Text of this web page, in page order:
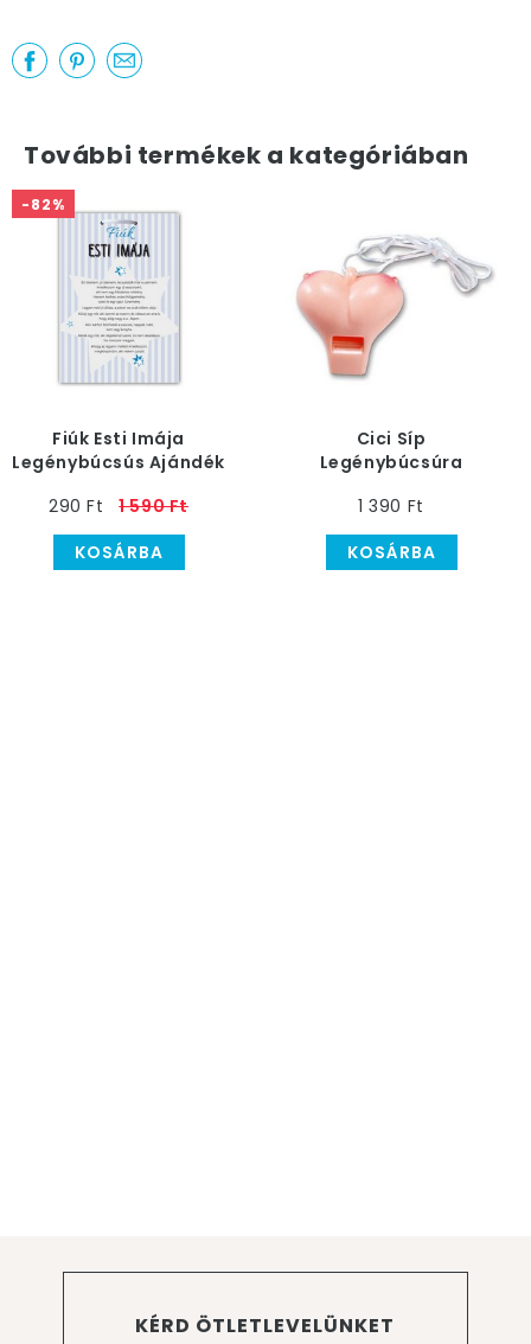
További termékek a kategóriában
-82%
Fiúk Esti Imája
Legénybúcsús Ajándék
290 Ft
1 590 Ft
KOSÁRBA
Cici Síp
Legénybúcsúra
1 390 Ft
KOSÁRBA
KÉRD ÖTLETLEVELÜNKET